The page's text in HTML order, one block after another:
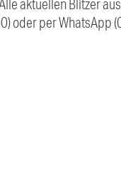
oder per WhatsApp